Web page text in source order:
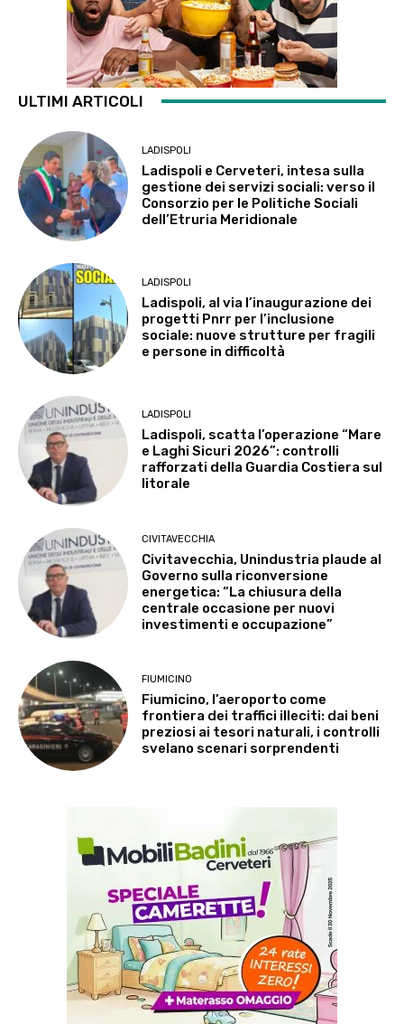
ULTIMI ARTICOLI
LADISPOLI
Ladispoli e Cerveteri, intesa sulla
gestione dei servizi sociali: verso il
Consorzio per le Politiche Sociali
dell’Etruria Meridionale
LADISPOLI
Ladispoli, al via l’inaugurazione dei
progetti Pnrr per l’inclusione
sociale: nuove strutture per fragili
e persone in difficoltà
LADISPOLI
Ladispoli, scatta l’operazione “Mare
e Laghi Sicuri 2026”: controlli
rafforzati della Guardia Costiera sul
litorale
CIVITAVECCHIA
Civitavecchia, Unindustria plaude al
Governo sulla riconversione
energetica: “La chiusura della
centrale occasione per nuovi
investimenti e occupazione”
FIUMICINO
Fiumicino, l’aeroporto come
frontiera dei traffici illeciti: dai beni
preziosi ai tesori naturali, i controlli
svelano scenari sorprendenti